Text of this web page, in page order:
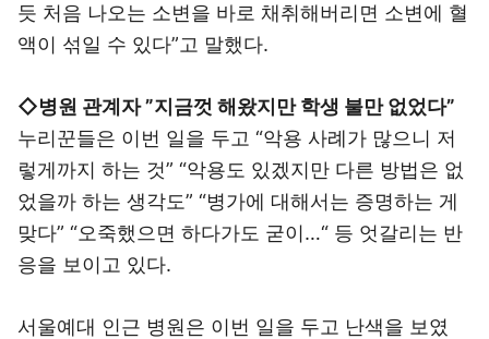
듯 처음 나오는 소변을 바로 채취해버리면 소변에 혈
액이 섞일 수 있다”고 말했다.
◇병원 관계자 ”지금껏 해왔지만 학생 불만 없었다”
누리꾼들은 이번 일을 두고 “악용 사례가 많으니 저
렇게까지 하는 것” “악용도 있겠지만 다른 방법은 없
었을까 하는 생각도” “병가에 대해서는 증명하는 게
맞다” “오죽했으면 하다가도 굳이…“ 등 엇갈리는 반
응을 보이고 있다.
서울예대 인근 병원은 이번 일을 두고 난색을 보였